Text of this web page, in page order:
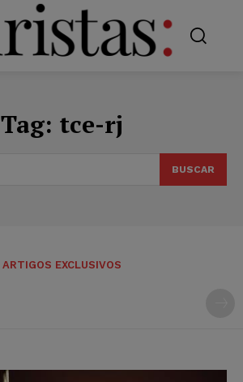
Tag: tce-rj
BUSCAR
ARTIGOS EXCLUSIVOS